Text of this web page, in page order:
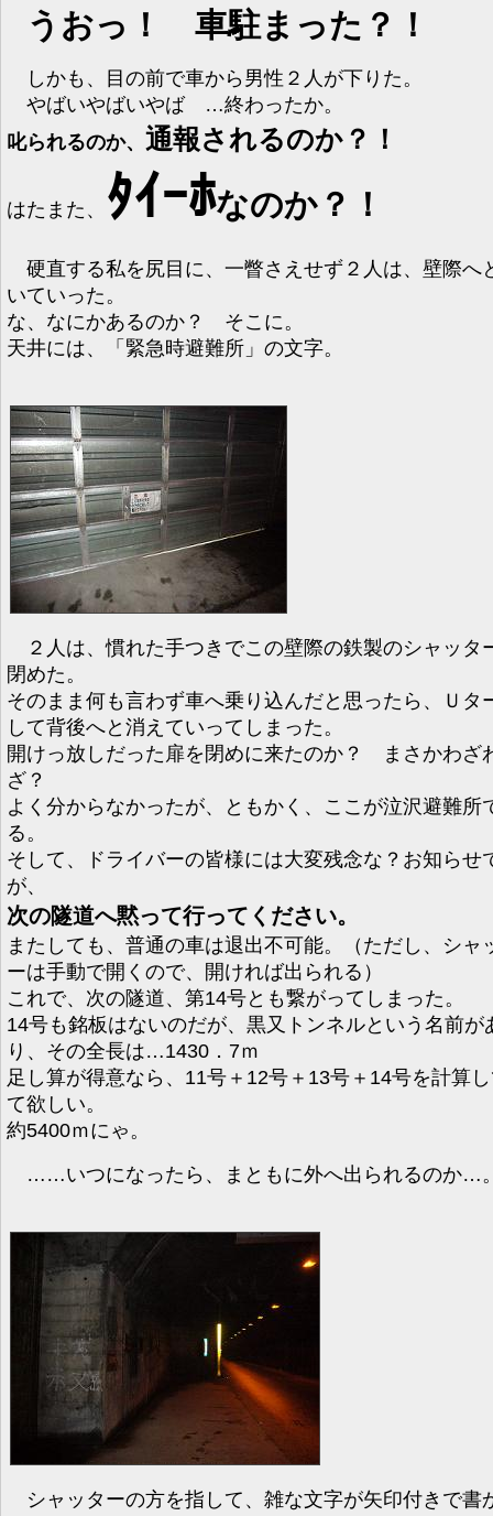
うおっ！ 車駐まった？！
しかも、目の前で車から男性２人が下りた。
やばいやばいやば …終わったか。
叱られるのか、 通報されるのか？！
はたまた、 ﾀｲｰﾎなのか？！
硬直する私を尻目に、一瞥さえせず２人は、壁際へ
いていった。
な、なにかあるのか？ そこに。
天井には、「緊急時避難所」の文字。
２人は、慣れた手つきでこの壁際の鉄製のシャッタ
閉めた。
そのまま何も言わず車へ乗り込んだと思ったら、Ｕタ
して背後へと消えていってしまった。
開けっ放しだった扉を閉めに来たのか？ まさかわざ
ざ？
よく分からなかったが、ともかく、ここが泣沢避難所
る。
そして、ドライバーの皆様には大変残念な？お知らせ
が、
次の隧道へ黙って行ってください。
またしても、普通の車は退出不可能。（ただし、シャ
ーは手動で開くので、開ければ出られる）
これで、次の隧道、第14号とも繋がってしまった。
14号も銘板はないのだが、黒又トンネルという名前が
り、その全長は…1430．7ｍ
足し算が得意なら、11号＋12号＋13号＋14号を計算
て欲しい。
約5400ｍにゃ。
……いつになったら、まともに外へ出られるのか…
シャッターの方を指して、雑な文字が矢印付きで書